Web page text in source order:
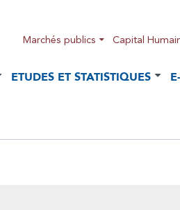
Marchés publics Capital
ETUDES ET STATISTIQUES